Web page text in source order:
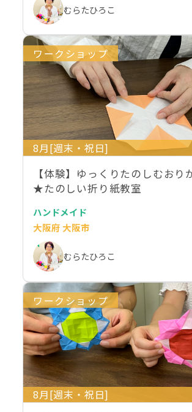
むらたひろこ
ワークショップ
8月[週末・祝日]
【体験】ゆっくりたのしむおり
★たのしい折り紙教室
ハンドメイド
大阪府 大阪市
むらたひろこ
ワークショップ
8月[週末・祝日]